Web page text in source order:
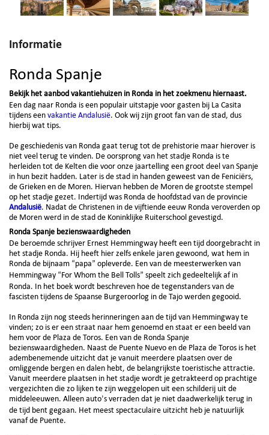
Informatie
Ronda Spanje
Bekijk het aanbod vakantiehuizen in Ronda in het zoekmenu hiernaast.
Een dag naar Ronda is een populair uitstapje voor gasten bij La Casita
tijdens eenvakantie Andalusië. Ook wij zijn groot fan van de stad, dus
hierbij wat tips.
De geschiedenis van Ronda gaat terug tot de prehistorie maar hierover is
niet veel terug te vinden. De oorsprong van het stadje Ronda is te
herleiden tot de Kelten die voor onze jaartelling een groot deel van Spanje
in hun bezit hadden. Later is de stad in handen geweest van de Feniciërs,
de Grieken en de Moren. Hiervan hebben de Moren de grootste stempel
op het stadje gezet. Indertijd was Ronda de hoofdstad van de provincie
Andalusië. Nadat de Christenen in de vijftiende eeuw Ronda veroverden op
de Moren werd in de stad de Koninklijke Ruiterschool gevestigd.
Ronda Spanje bezienswaardigheden
De beroemde schrijver Ernest Hemmingway heeft een tijd doorgebracht in
het stadje Ronda. Hij heeft hier zelfs enkele jaren gewoond, wat hem in
Ronda de bijnaam “papa” opleverde. Een van de meesterwerken van
Hemmingway “For Whom the Bell Tolls” speelt zich gedeeltelijk af in
Ronda. In het boek wordt beschreven hoe de tegenstanders van de
fascisten tijdens de Spaanse Burgeroorlog in de Tajo werden gegooid.
In Ronda zijn nog steeds herinneringen aan de tijd van Hemmingway te
vinden; zo is er een straat naar hem genoemd en staat er een beeld van
hem voor de Plaza de Toros. Een van de Ronda Spanje
bezienswaardigheden. Naast de Puente Nuevo en de Plaza de Toros is het
adembenemende uitzicht dat je vanuit meerdere plaatsen over de
omliggende bergen en dalen hebt, de belangrijkste toeristische attractie.
Vanuit meerdere plaatsen in het stadje wordt je getrakteerd op prachtige
vergezichten die zo lijken te zijn weggelopen uit een schilderij uit de
middeleeuwen. Alleen auto’s verraden dat je niet daadwerkelijk terug in
de tijd bent gegaan. Het meest spectaculaire uitzicht heb je natuurlijk
vanaf de Puente.